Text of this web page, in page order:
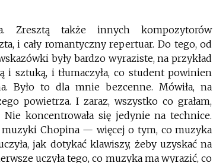
Zresztą także innych kompozytorów
i cały romantyczny repertuar. Do tego, od
były bardzo wyraziste, na przykład
i sztuką, i tłumaczyła, co student powinien
Było to dla mnie bezcenne. Mówiła, na
powietrza. I zaraz, wszystko co grałam,
koncentrowała się jedynie na technice.
muzyki Chopina — więcej o tym, co muzyka
jak dotykać klawiszy, żeby uzyskać na
uczyła tego, co muzyka ma wyrazić, co